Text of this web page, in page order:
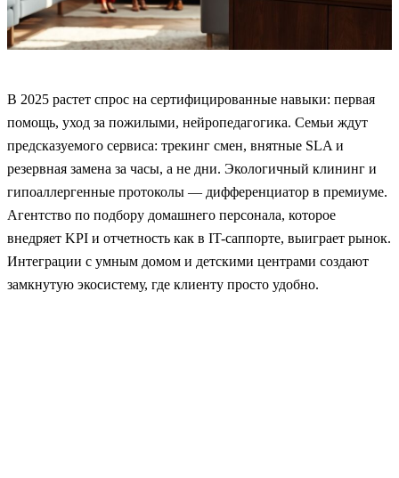
В 2025 растет спрос на сертифицированные навыки: первая
помощь, уход за пожилыми, нейропедагогика. Семьи ждут
предсказуемого сервиса: трекинг смен, внятные SLA и
резервная замена за часы, а не дни. Экологичный клининг и
гипоаллергенные протоколы — дифференциатор в премиуме.
Агентство по подбору домашнего персонала, которое
внедряет KPI и отчетность как в IT-саппорте, выиграет рынок.
Интеграции с умным домом и детскими центрами создают
замкнутую экосистему, где клиенту просто удобно.